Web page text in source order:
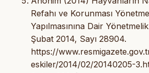
Refahı ve Korunması
Yapılmasınına Dair
Şubat 2014, Sayı 28904.
https://
eskiler/2014/02/20140205-